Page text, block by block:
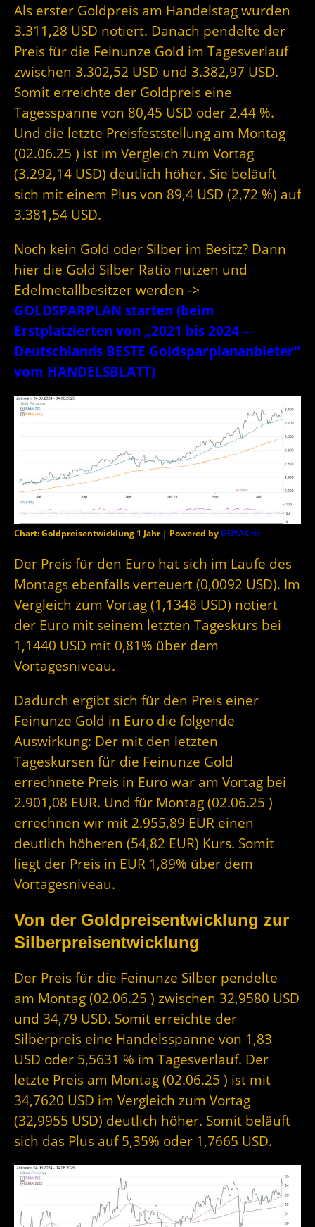
Als erster Goldpreis am Handelstag wurden
3.311,28 USD notiert. Danach pendelte der
Preis für die Feinunze Gold im Tagesverlauf
zwischen 3.302,52 USD und 3.382,97 USD.
Somit erreichte der Goldpreis eine
Tagesspanne von 80,45 USD oder 2,44 %.
Und die letzte Preisfeststellung am Montag
(02.06.25 ) ist im Vergleich zum Vortag
(3.292,14 USD) deutlich höher. Sie beläuft
sich mit einem Plus von 89,4 USD (2,72 %) auf
3.381,54 USD.
Noch kein Gold oder Silber im Besitz? Dann
hier die Gold Silber Ratio nutzen und
Edelmetallbesitzer werden ->
GOLDSPARPLAN starten (beim
Erstplatzierten von „2021 bis 2024 –
Deutschlands BESTE Goldsparplananbieter“
vom HANDELSBLATT)
Chart: Goldpreisentwicklung 1 Jahr | Powered byGOYAX.de
Der Preis für den Euro hat sich im Laufe des
Montags ebenfalls verteuert (0,0092 USD). Im
Vergleich zum Vortag (1,1348 USD) notiert
der Euro mit seinem letzten Tageskurs bei
1,1440 USD mit 0,81% über dem
Vortagesniveau.
Dadurch ergibt sich für den Preis einer
Feinunze Gold in Euro die folgende
Auswirkung: Der mit den letzten
Tageskursen für die Feinunze Gold
errechnete Preis in Euro war am Vortag bei
2.901,08 EUR. Und für Montag (02.06.25 )
errechnen wir mit 2.955,89 EUR einen
deutlich höheren (54,82 EUR) Kurs. Somit
liegt der Preis in EUR 1,89% über dem
Vortagesniveau.
Von der Goldpreisentwicklung zur
Silberpreisentwicklung
Der Preis für die Feinunze Silber pendelte
am Montag (02.06.25 ) zwischen 32,9580 USD
und 34,79 USD. Somit erreichte der
Silberpreis eine Handelsspanne von 1,83
USD oder 5,5631 % im Tagesverlauf. Der
letzte Preis am Montag (02.06.25 ) ist mit
34,7620 USD im Vergleich zum Vortag
(32,9955 USD) deutlich höher. Somit beläuft
sich das Plus auf 5,35% oder 1,7665 USD.